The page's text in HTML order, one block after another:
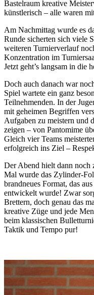
Bastelraum kreative
künstlerisch – alle waren
Am Nachmittag wurde es
Runde sicherten sich viele
weiteren Turnierverlauf
Konzentration im
Jetzt geht’s langsam in die
Doch auch danach war
Spiel wartete ein ganz
Teilnehmenden. In der
mit geheimen Begriffen
Aufgaben zu meistern und
zeigen – von Pantomime
Gleich vier Teams
erfolgreich ins Ziel –
Der Abend hielt dann noch
Mal wurde das Zylinder-
brandneues Format, das
entwickelt wurde! Zwar
Brettern, doch genau das
kreative Züge und jede
beim klassischen
Taktik und Tempo pur!